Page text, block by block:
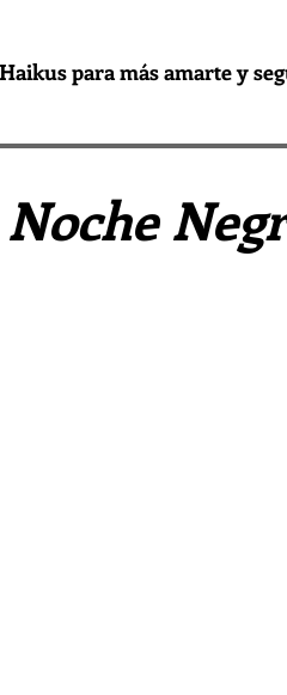
Haikus para más amarte y
Mes de Ejercicios Ignacianos